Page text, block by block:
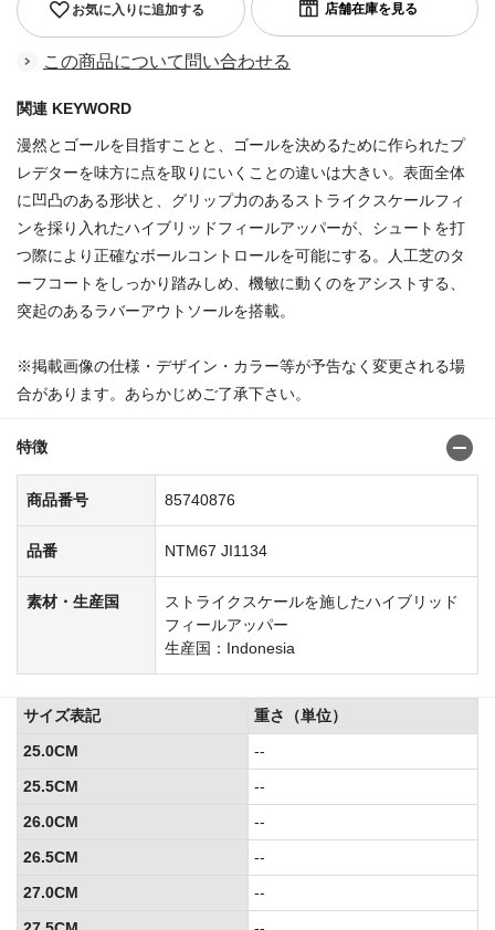
お気に入りに追加する
この商品について問い合わせる
関連 KEYWORD
漫然とゴールを目指すことと、ゴールを決めるために作られたプ
レデターを味方に点を取りにいくことの違いは大きい。表面全体
に凹凸のある形状と、グリップ力のあるストライクスケールフィ
ンを採り入れたハイブリッドフィールアッパーが、シュートを打
つ際により正確なボールコントロールを可能にする。人工芝のタ
ーフコートをしっかり踏みしめ、機敏に動くのをアシストする、
突起のあるラバーアウトソールを搭載。
※掲載画像の仕様・デザイン・カラー等が予告なく変更される場
合があります。あらかじめご了承下さい。
特徴
商品番号 85740876
品番 NTM67 JI1134
素材・生産国
ストライクスケールを施したハイブリッド
フィールアッパー
生産国：Indonesia
サイズ表記
重さ（単位）
25.0CM
--
25.5CM
--
26.0CM
--
26.5CM
--
27.0CM
--